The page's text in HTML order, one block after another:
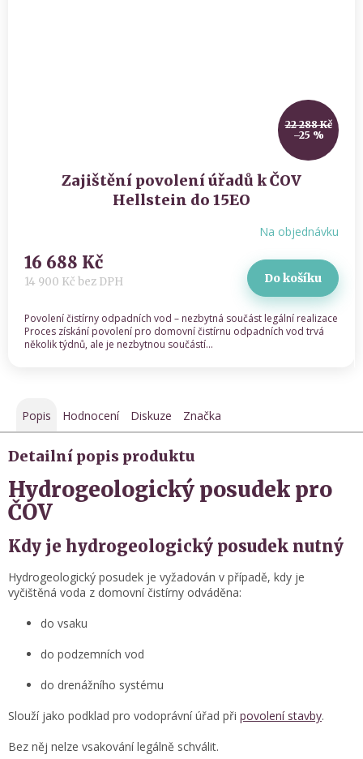
22 288 Kč
–25 %
Zajištění povolení úřadů k ČOV
Hellstein do 15EO
Na objednávku
14 900 Kč bez DPH
16 688 Kč
Do košíku
Povolení čistírny odpadních vod – nezbytná součást legální realizace
Proces získání povolení pro domovní čistírnu odpadních vod trvá
několik týdnů, ale je nezbytnou součástí...
Popis Hodnocení Diskuze Značka
Detailní popis produktu
Hydrogeologický posudek pro
ČOV
Kdy je hydrogeologický posudek nutný
Hydrogeologický posudek je vyžadován v případě, kdy je
vyčištěná voda z domovní čistírny odváděna:
do vsaku
do podzemních vod
do drenážního systému
Slouží jako podklad pro vodoprávní úřad při povolení stavby.
Bez něj nelze vsakování legálně schválit.